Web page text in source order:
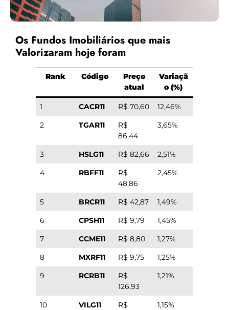
Os Fundos Imobiliários que mais
Valorizaram hoje foram
Rank Código
Preço
atual
Variaçã
o (%)
1 CACR11 R$ 70,60
12,46%
2
TGAR11
R$
86,44
3,65%
3 HSLG11 R$ 82,66
2,51%
4
RBFF11
R$
48,86
2,45%
5 BRCR11 R$ 42,87
1,49%
6
CPSH11 R$ 9,79
1,45%
7
CCME11 R$ 8,80
1,27%
8
MXRF11 R$ 9,75
1,25%
9
RCRB11
R$
126,93
1,21%
10 VILG11
R$
1,15%